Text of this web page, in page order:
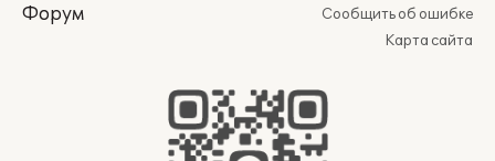
Форум
Сообщить об ошибке
Карта сайта